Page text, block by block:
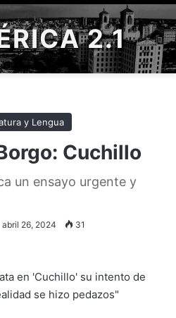
2.1
y Lengua
Cuchillo
un ensayo urgente y
abril 26, 2024 31